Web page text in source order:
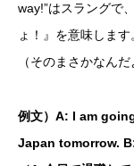
way!”はスラングで
ょ！』を意味しま
（そのまさかなん
例文）A: I am
Japan tomorrow.